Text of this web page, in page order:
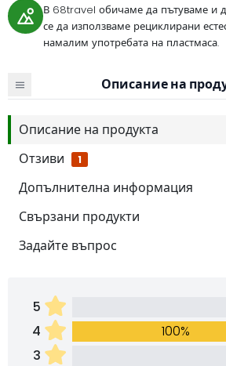
В 68travel обичаме да пътуваме и
се да използваме рециклирани
намалим употребата на пластмаса.
Описание на
Описание на продукта
Отзиви
1
Допълнителна информация
Свързани продукти
Задайте въпрос
5
4
100%
3